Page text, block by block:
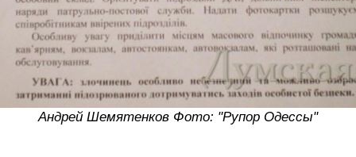
Андрей Шемятенков Фото: "Рупор Одессы"